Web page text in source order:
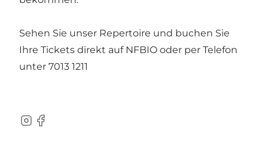
Sehen Sie unser Repertoire und buchen Sie
Ihre Tickets direkt auf NFBIO oder per Telefon
unter 7013 1211
Instagram
Facebook